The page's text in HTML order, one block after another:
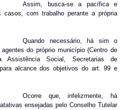
Assim, busca-se a pacífica e
casos, com trabalho perante a própria
Quando necessário, há sim o
do próprio município (Centro de
Assistência Social, Secretarias de
alcance dos objetivos do art. 99 e
Ocorre que, infelizmente, há
ensejadas pelo Conselho Tutelar